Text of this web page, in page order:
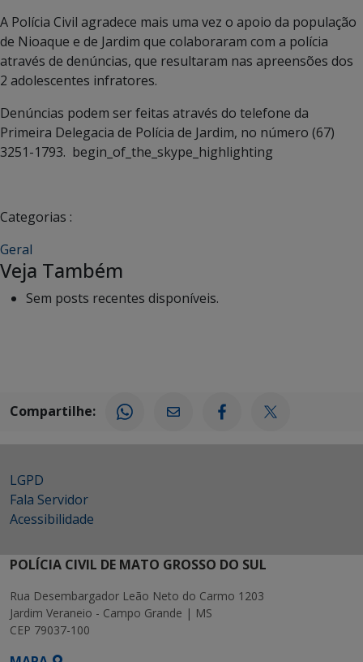
A Polícia Civil agradece mais uma vez o apoio da população
de Nioaque e de Jardim que colaboraram com a polícia
através de denúncias, que resultaram nas apreensões dos
2 adolescentes infratores.
Denúncias podem ser feitas através do telefone da
Primeira Delegacia de Polícia de Jardim, no número (67)
3251-1793. begin_of_the_skype_highlighting
Categorias :
Geral
Veja Também
Sem posts recentes disponíveis.
Compartilhe:
LGPD
Fala Servidor
Acessibilidade
POLÍCIA CIVIL DE MATO GROSSO DO SUL
Rua Desembargador Leão Neto do Carmo 1203
Jardim Veraneio - Campo Grande | MS
CEP 79037-100